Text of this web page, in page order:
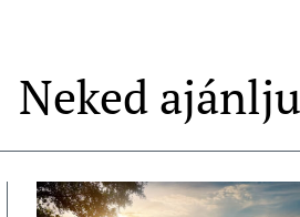
Neked